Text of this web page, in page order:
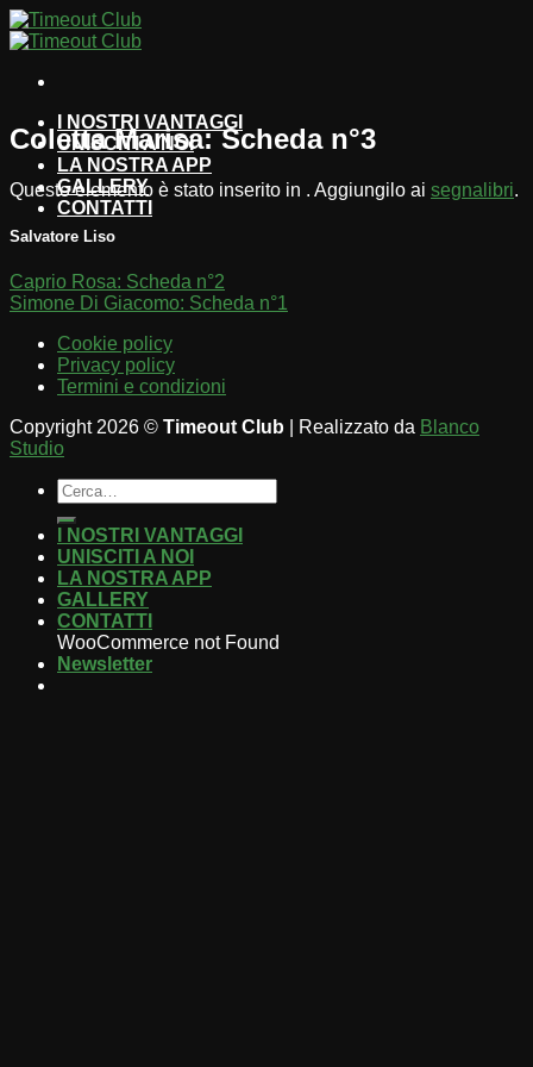
Salta
ai
I NOSTRI VANTAGGI
UNISCITI A NOI
LA NOSTRA APP
GALLERY
CONTATTI
Coletta Marisa: Scheda n°3
Questo elemento è stato inserito in . Aggiungilo ai segnalibri.
Salvatore Liso
Caprio Rosa: Scheda n°2
Simone Di Giacomo: Scheda n°1
Cookie policy
Privacy policy
Termini e condizioni
Copyright 2026 © Timeout Club | Realizzato da Blanco
Studio
I NOSTRI VANTAGGI
UNISCITI A NOI
LA NOSTRA APP
GALLERY
CONTATTI
WooCommerce not Found
Newsletter